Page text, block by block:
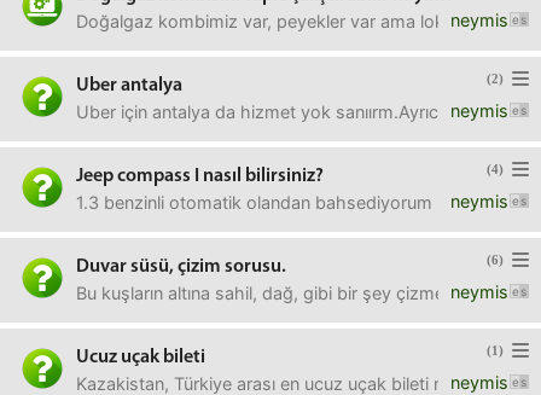
neymis
Doğalgaz kombimiz var, peyekler var ama lokasyonda
(2)
Uber antalya
neymis
Uber için antalya da hizmet yok sanıırm.Ayrıca üver için
(4)
Jeep compass I nasıl bilirsiniz?
neymis
1.3 benzinli otomatik olandan bahsediyorum
(6)
Duvar süsü, çizim sorusu.
neymis
Bu kuşların altına sahil, dağ, gibi bir şey çizmek,
(1)
Ucuz uçak bileti
neymis
Kazakistan, Türkiye arası en ucuz uçak bileti nerden